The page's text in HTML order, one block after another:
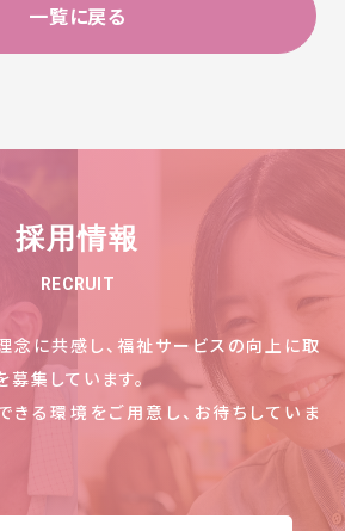
一覧に戻る
採用情報
RECRUIT
念に共感し、福祉サービスの向上に取
募集しています。
きる環境をご用意し、お待ちしていま